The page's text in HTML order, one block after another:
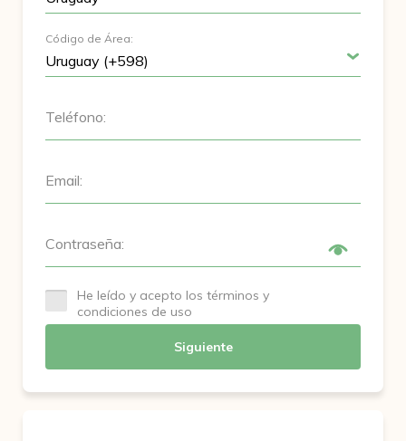
Código de Área:
Teléfono:
Email:
Contraseña:
He leído y acepto los términos y
condiciones de uso
Siguiente